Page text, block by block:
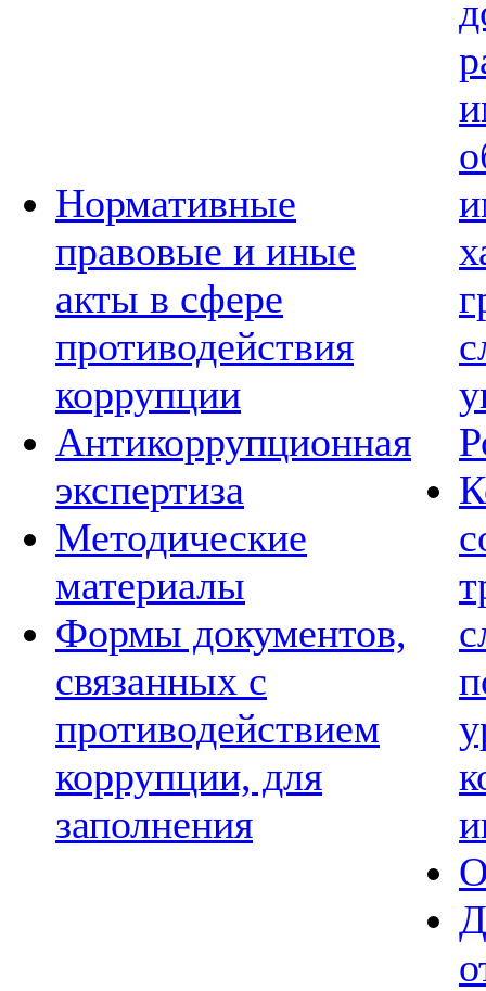
Нормативные
правовые и иные
акты в сфере
противодействия
коррупции
Антикоррупционная
экспертиза
Методические
материалы
Формы документов,
связанных с
противодействием
коррупции, для
заполнения